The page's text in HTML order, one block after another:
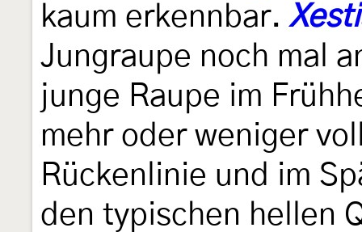
kaum erkennbar.
Jungraupe noch mal
junge Raupe im
mehr oder weniger
Rückenlinie und im
den typischen hellen